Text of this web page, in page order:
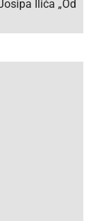
Ilića „Od